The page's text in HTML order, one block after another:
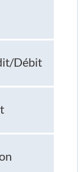
Débit